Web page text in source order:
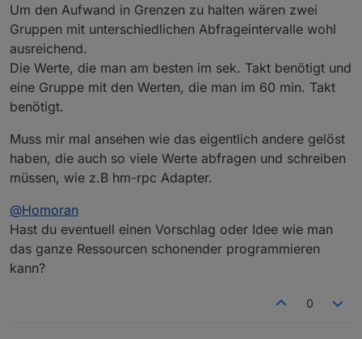
Um den Aufwand in Grenzen zu halten wären zwei
Gruppen mit unterschiedlichen Abfrageintervalle wohl
ausreichend.
Die Werte, die man am besten im sek. Takt benötigt und
eine Gruppe mit den Werten, die man im 60 min. Takt
benötigt.
Muss mir mal ansehen wie das eigentlich andere gelöst
haben, die auch so viele Werte abfragen und schreiben
müssen, wie z.B hm-rpc Adapter.
@Homoran
Hast du eventuell einen Vorschlag oder Idee wie man
das ganze Ressourcen schonender programmieren
kann?
0